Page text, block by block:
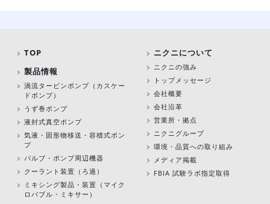
TOP
製品情報
渦流タービンポンプ （カスケー
ドポンプ）
うず巻ポンプ
液封式真空ポンプ
気液・固形物移送・容積式ポン
プ
バルブ・ポンプ周辺機器
クーラント装置（ろ過）
ミキシング製品・装置（マイク
ロバブル・ミキサー）
ニクニについて
ニクニの強み
トップメッセージ
会社概要
会社沿革
営業所・拠点
ニクニグループ
環境・品質への取り組み
メディア掲載
FBIA 試験ラボ指定取得